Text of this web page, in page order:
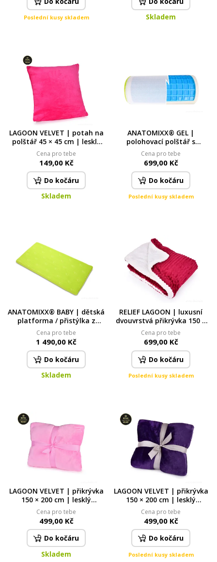
Poslední kusy skladem
Skladem
LAGOON VELVET | potah na
polštář 45 × 45 cm | lesklý
sametový efekt & měkké
mikrovlákno | fuchsiový
Cena pro tebe
149,00 Kč
Do kočáru
Skladem
ANATOMIXX® GEL |
polohovací polštář s
chladivou gelovou zónou |
pro úlevu zad & nohou
Cena pro tebe
699,00 Kč
Do kočáru
Poslední kusy skladem
ANATOMIXX® BABY | dětská
platforma / přistýlka z
paměťové pěny 60 × 120 × 5
cm | pro pohodlný spánek
Cena pro tebe
1 490,00 Kč
Do kočáru
Skladem
RELIEF LAGOON | luxusní
dvouvrstvá přikrývka 150 ×
200 cm | LAGOON VELVET &
hebká beránčí imitace |
vínová
Cena pro tebe
699,00 Kč
Do kočáru
Poslední kusy skladem
LAGOON VELVET | přikrývka
150 × 200 cm | lesklý
sametový efekt & měkké
mikrovlákno | růžová
Cena pro tebe
499,00 Kč
Do kočáru
Skladem
LAGOON VELVET | přikrývka
150 × 200 cm | lesklý
sametový efekt & měkké
mikrovlákno | fialová
Cena pro tebe
499,00 Kč
Do kočáru
Poslední kusy skladem